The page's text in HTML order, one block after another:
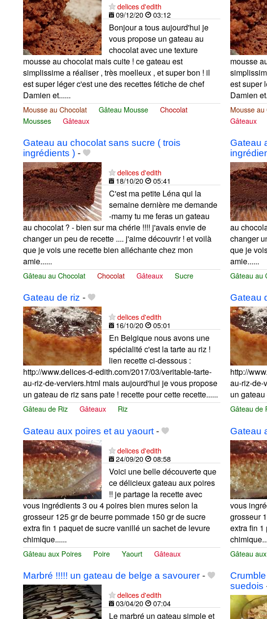
delices d'edith
09/12/20
03:12
Bonjour a tous aujourd'hui je
vous propose un gateau au
chocolat avec une texture
mousse au chocolat mais cuite ! ce gateau est
simplissime a réaliser , très moelleux , et super bon ! il
est super léger c'est une des recettes fétiche de chef
Damien et......
Mousse au Chocolat Gâteau Mousse
Chocolat
Mousses
Gâteaux
mousse
est super
Damien
Mousse au
Gâteaux
Gateau au chocolat sans sucre ( trois
ingrédients ) -
delices d'edith
18/10/20
05:41
C'est ma petite Léna qui la
semaine dernière me demande
-mamy tu me feras un gateau
au chocolat ? - bien sur ma chérie !!!! j'avais envie de
changer un peu de recette .... j'aime découvrir ! et voilà
que je vois une recette bien alléchante chez mon
amie......
Gâteau au Chocolat Chocolat Gâteaux Sucre
Gateau
au
changer
que je
amie......
Gâteau au
Gateau de riz -
delices d'edith
16/10/20
05:01
En Belgique nous avons une
spécialité c'est la tarte au riz !
lien recette ci-dessous :
http://www.delices-d-edith.com/2017/03/veritable-tarte-
au-riz-de-verviers.html mais aujourd'hui je vous propose
un gateau de riz sans pate ! recette pour cette recette......
Gâteau de Riz Gâteaux Riz
Gateau
http://
au-riz-de-
un
Gâteau de
Gateau aux poires et au yaourt -
delices d'edith
24/09/20
08:58
Voici une belle découverte que
ce délicieux gateau aux poires
!! je partage la recette avec
vous ingrédients 3 ou 4 poires bien mures selon la
grosseur 125 gr de beurre pommade 150 gr de sucre
extra fin 1 paquet de sucre vanillé un sachet de levure
chimique......
Gâteau aux Poires Poire Yaourt Gâteaux
Gateau
vous
grosseur
extra fin
Gâteau
Marbré !!!!! un gateau de belge a savourer -
delices d'edith
03/04/20
07:04
Le marbré un gateau simple et
suedois